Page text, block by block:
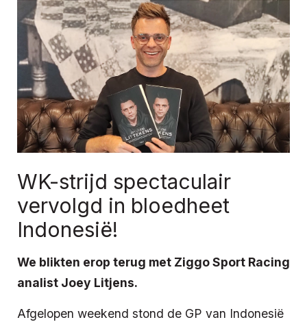
WK-strijd spectaculair
vervolgd in bloedheet
Indonesië!
We blikten erop terug met Ziggo Sport Racing
analist Joey Litjens.
Afgelopen weekend stond de GP van Indonesië